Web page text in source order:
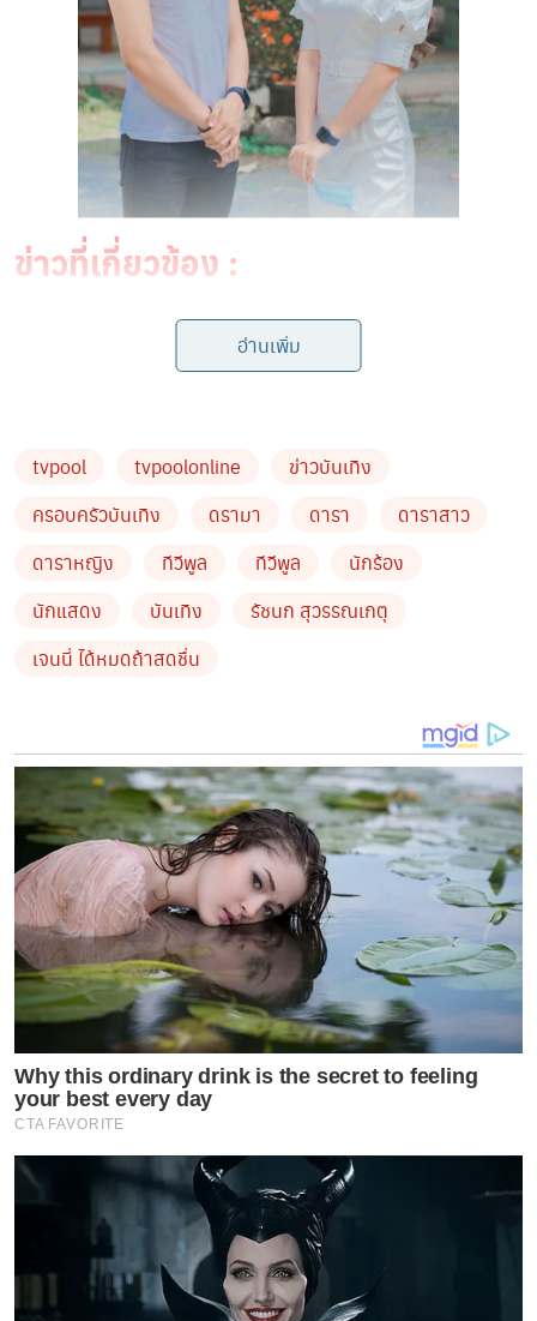
ข่าวที่เกี่ยวข้อง :
เจนนี่ ฟาดเดือด!!การเห็นคนอื่นมีความสุขมันทำไมนักหนา
ทางการแพทย์ รพ.รัษฎา หลังพบคลัสเตอร์ในรพ.
“เจนนี่” ขอพูดบ้าง หลังดราม่าถาโถม ฝากโพสต์นี้ถึงคนที่ไม่
ชอบ
ล่าสุดนักร้องสาวก็ลงช็อตหวานๆ กับนายตำรวจหนุ่มยิว
ฉัตรมงคล สมแก้ว พระเอกเอ็มวีของตนเอง พร้อมกับอวยพร
วันเกิดว่า
อ่านเพิ่ม
tvpool tvpoolonline
ข่าวบันเทิง
ครอบครัวบันเทิง
ดรามา ดารา
ดาราสาว
ดาราหญิง
ทีวีพูล ทีวีพูล
นักร้อง
นักแสดง
บันเทิง
รัชนก สุวรรณเกตุ
เจนนี่ ได้หมดถ้าสดชื่น
Why this ordinary drink is the secret to feeling
your best every day
CTA FAVORITE